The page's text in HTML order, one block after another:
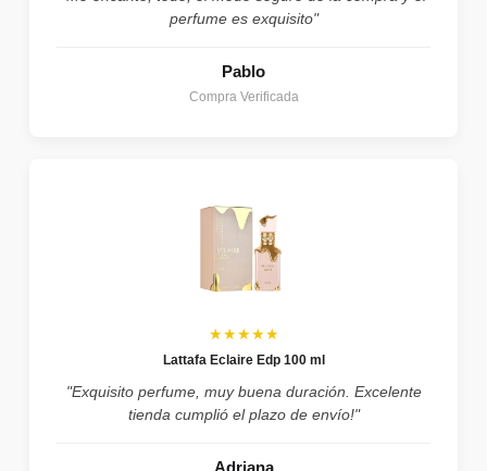
perfume es exquisito"
Pablo
Compra Verificada
★★★★★
Lattafa Eclaire Edp 100 ml
"Exquisito perfume, muy buena duración. Excelente
tienda cumplió el plazo de envío!"
Adriana